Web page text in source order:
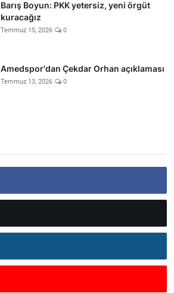
Barış Boyun: PKK yetersiz, yeni örgüt
kuracağız
Temmuz 15, 2026 0
Amedspor'dan Çekdar Orhan açıklaması
Temmuz 13, 2026 0